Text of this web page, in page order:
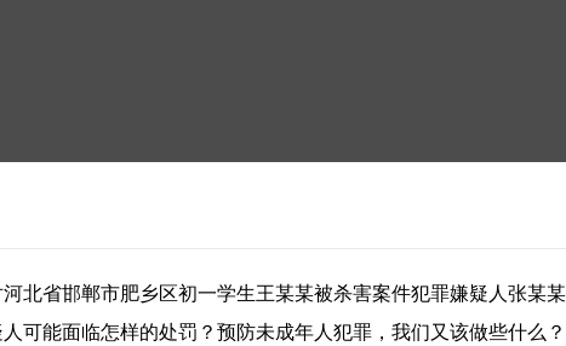
北省邯郸市肥乡区初一学生王某某被杀害案件犯罪嫌疑人张某
可能面临怎样的处罚？预防未成年人犯罪，我们又该做些什么？